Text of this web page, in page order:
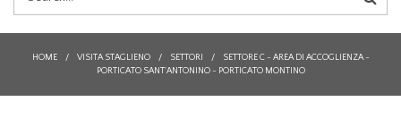
FORM
DI
RICERCA
HOME / VISITA STAGLIENO / SETTORI /
SETTORE C - AREA DI ACCOGLIENZA -
PORTICATO SANT'ANTONINO - PORTICATO MONTINO